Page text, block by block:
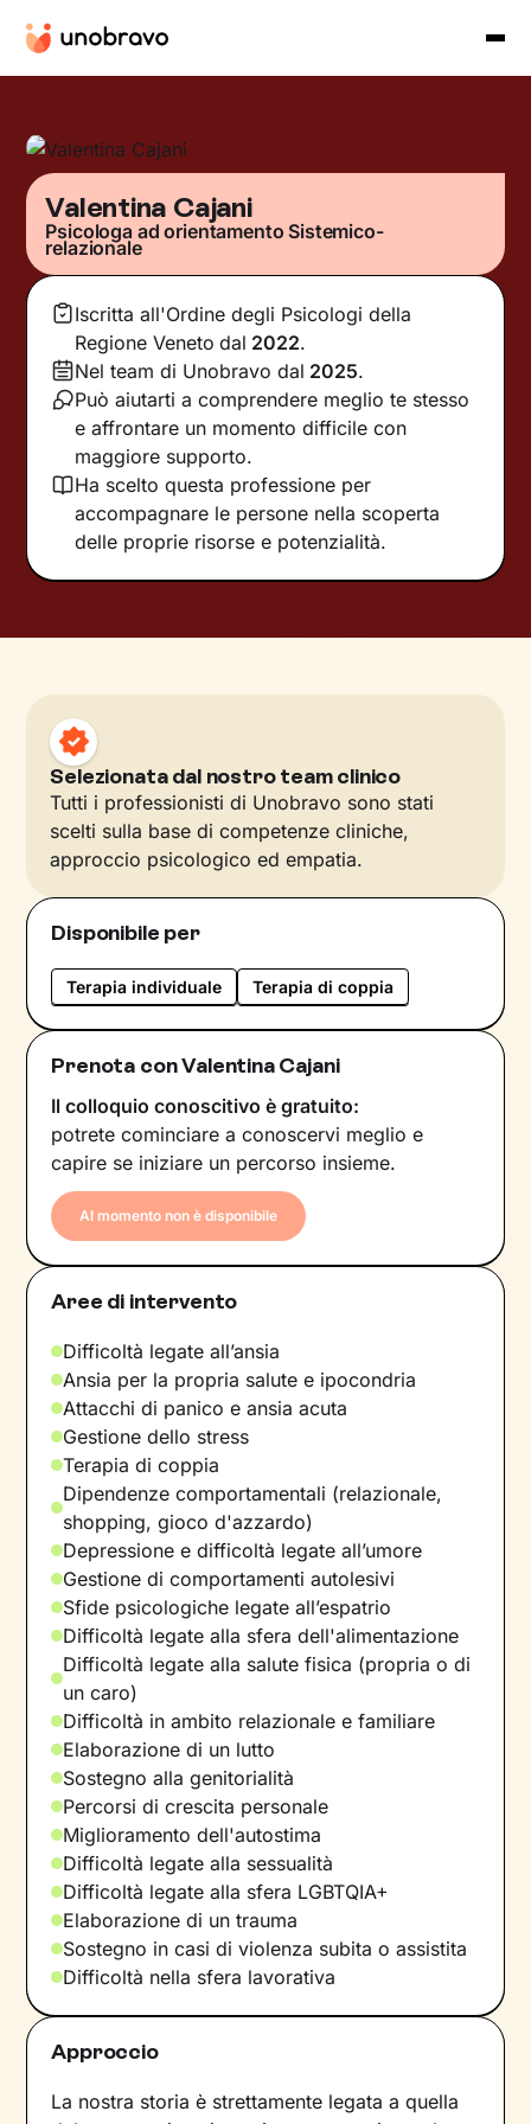
Valentina Cajani
Psicologa ad orientamento Sistemico-
relazionale
Iscritta all'Ordine degli Psicologi della
Regione Veneto dal 2022.
Nel team di Unobravo dal 2025.
Può aiutarti a comprendere meglio te stesso
e affrontare un momento difficile con
maggiore supporto.
Ha scelto questa professione per
accompagnare le persone nella scoperta
delle proprie risorse e potenzialità.
Selezionata dal nostro team clinico
Tutti i professionisti di Unobravo sono stati
scelti sulla base di competenze cliniche,
approccio psicologico ed empatia.
Disponibile per
Terapia individuale Terapia di coppia
Prenota con Valentina Cajani
Il colloquio conoscitivo è gratuito:
potrete cominciare a conoscervi meglio e
capire se iniziare un percorso insieme.
Al momento non è disponibile
Aree di intervento
Difficoltà legate all’ansia
Ansia per la propria salute e ipocondria
Attacchi di panico e ansia acuta
Gestione dello stress
Terapia di coppia
Dipendenze comportamentali (relazionale,
shopping, gioco d'azzardo)
Depressione e difficoltà legate all’umore
Gestione di comportamenti autolesivi
Sfide psicologiche legate all’espatrio
Difficoltà legate alla sfera dell'alimentazione
Difficoltà legate alla salute fisica (propria o di
un caro)
Difficoltà in ambito relazionale e familiare
Elaborazione di un lutto
Sostegno alla genitorialità
Percorsi di crescita personale
Miglioramento dell'autostima
Difficoltà legate alla sessualità
Difficoltà legate alla sfera LGBTQIA+
Elaborazione di un trauma
Sostegno in casi di violenza subita o assistita
Difficoltà nella sfera lavorativa
Approccio
La nostra storia è strettamente legata a quella